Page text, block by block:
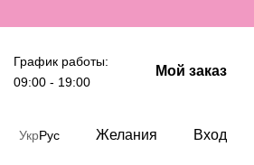
График работы:
09:00 - 19:00
Мой заказ
УкрРус Желания Вход